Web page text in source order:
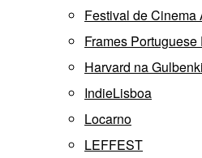
Festival de Cinema
Frames
Harvard na
IndieLisboa
Locarno
LEFFEST